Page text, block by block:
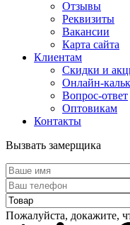
Отзывы
Реквизиты
Вакансии
Карта сайта
Клиентам
Скидки и
Онлайн-
Вопрос-ответ
Оптовикам
Контакты
Вызвать замерщика
Пожалуйста, докажите,